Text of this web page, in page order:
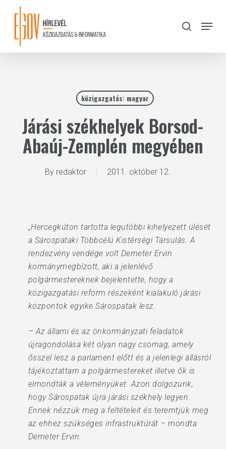
content
search
Menu
közigazgatás: magyar
Járási székhelyek Borsod-
Abaúj-Zemplén megyében
By redaktor 2011. október 12.
„Hercegkúton tartotta legutóbbi kihelyezett ülését
a Sárospataki Többcélú Kistérségi Társulás. A
rendezvény vendége volt Demeter Ervin
kormánymegbízott, aki a jelenlévő
polgármestereknek bejelentette, hogy a
közigazgatási reform részeként kialakuló járási
központok egyike Sárospatak lesz.
– Az állami és az önkormányzati feladatok
újragondolása két olyan nagy csomag, amely
ősszel lesz a parlament előtt és a jelenlegi állásról
tájékoztattam a polgármestereket illetve ők is
elmondták a véleményüket. Azon dolgozunk,
hogy Sárospatak újra járási székhely legyen.
Ennek nézzük meg a feltételeit és teremtjük meg
az ehhez szükséges infrastruktúrát – mondta
Demeter Ervin.
Close